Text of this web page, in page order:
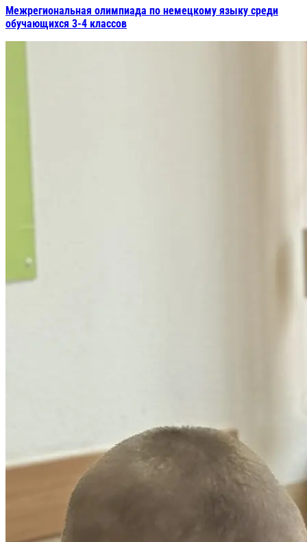
Межрегиональная олимпиада по немецкому языку среди
обучающихся 3-4 классов